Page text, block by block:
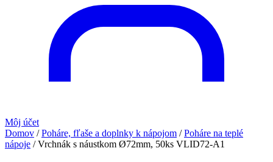
Môj účet
Domov /Poháre, fľaše a doplnky k nápojom /Poháre na teplé
nápoje /Vrchnák s náustkom Ø72mm, 50ks VLID72-A1